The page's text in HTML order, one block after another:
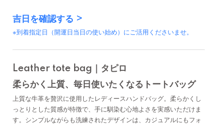
吉日を確認する >
※到着指定日（開運日当日の使い始め）にご活用くださいませ。
Leather tote bag｜タピロ
柔らかく上質、毎日使いたくなるトートバッグ
上質な牛革を贅沢に使用したレディースハンドバッグ。柔らかくし
っとりとした質感が特徴で、手に馴染む心地よさを実感いただけま
す。シンプルながらも洗練されたデザインは、カジュアルにもフォ